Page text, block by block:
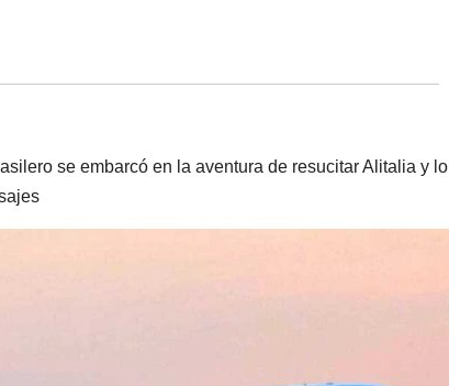
se embarcó en la aventura de resucitar Alitalia y lo